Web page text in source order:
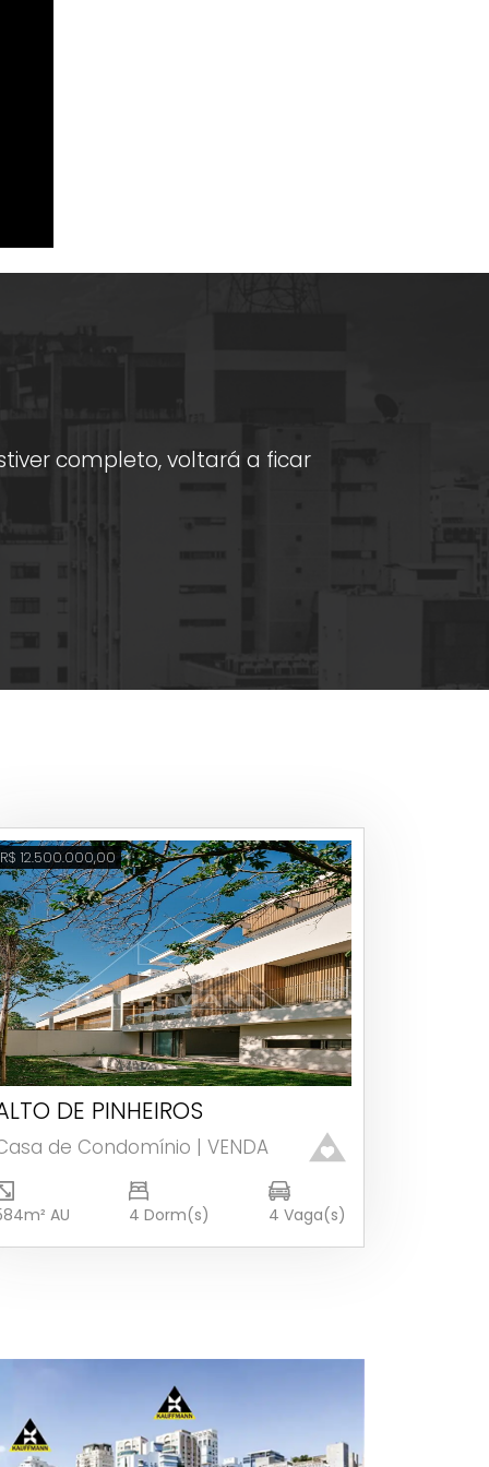
completo, voltará a ficar
R$ 12.500.000,00
Ver detalhes
DE PINHEIROS
de Condomínio | VENDA
AU 4 Dorm(s) 4 Vaga(s)